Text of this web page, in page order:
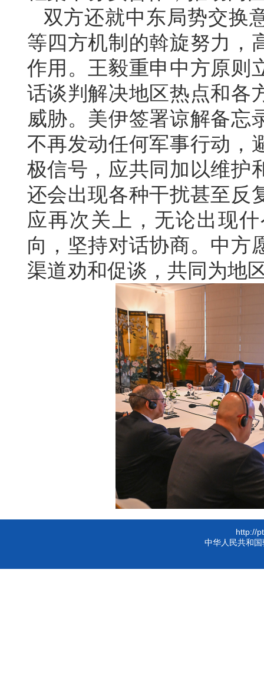
双方还就中东局势交换
等四方机制的斡旋努力，
作用。王毅重申中方原则
话谈判解决地区热点和各
威胁。美伊签署谅解备忘
不再发动任何军事行动，
极信号，应共同加以维护
还会出现各种干扰甚至反
应再次关上，无论出现
向，坚持对话协商。中方
渠道劝和促谈，共同为地
http://
中华人民共和